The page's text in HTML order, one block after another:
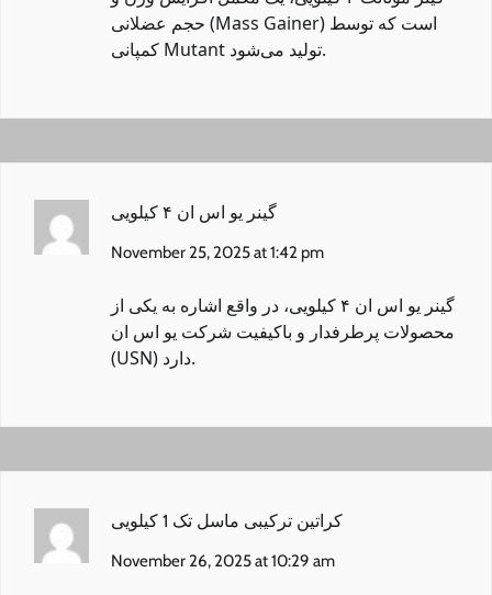
حجم عضلانی (Mass Gainer) است که توسط
کمپانی Mutant تولید می‌شود.
گینر یو اس ان ۴ کیلویی
November 25, 2025 at 1:42 pm
گینر یو اس ان ۴ کیلویی
، در واقع اشاره به یکی از
محصولات پرطرفدار و باکیفیت شرکت یو اس ان
(USN) دارد.
کراتین ترکیبی ماسل تک 1 کیلویی
November 26, 2025 at 10:29 am